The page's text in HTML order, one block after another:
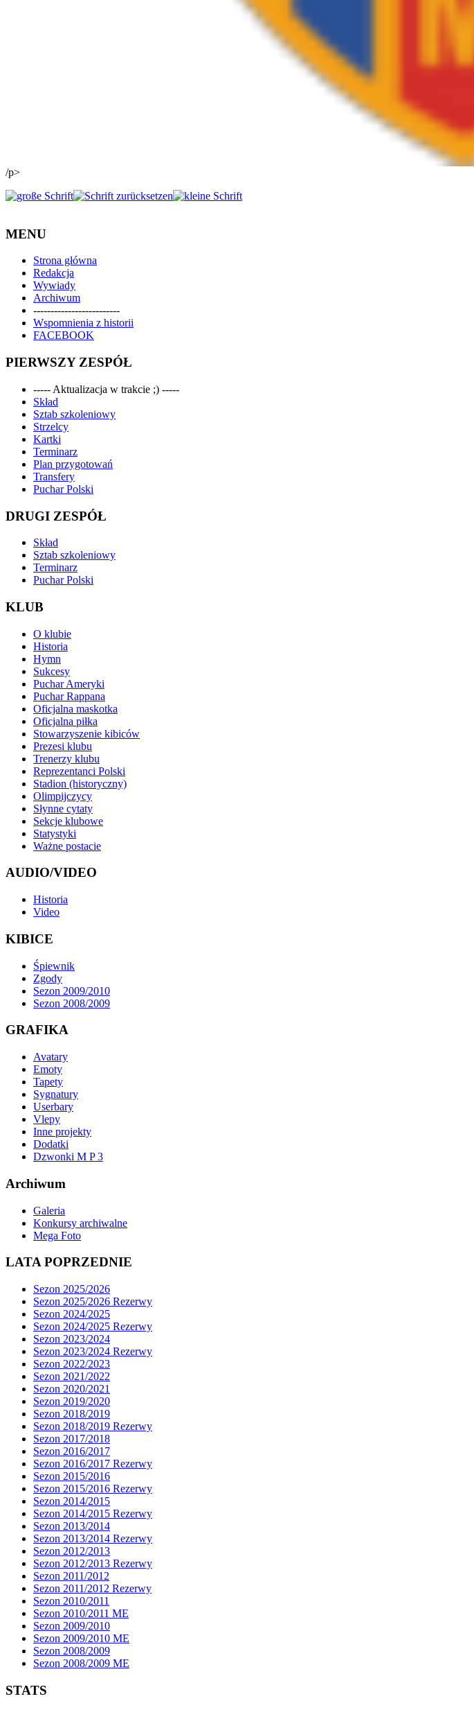
/p>
MENU
Strona główna
Redakcja
Wywiady
Archiwum
-------------------------
Wspomnienia z historii
FACEBOOK
PIERWSZY ZESPÓŁ
----- Aktualizacja w trakcie ;) -----
Skład
Sztab szkoleniowy
Strzelcy
Kartki
Terminarz
Plan przygotowań
Transfery
Puchar Polski
DRUGI ZESPÓŁ
Skład
Sztab szkoleniowy
Terminarz
Puchar Polski
KLUB
O klubie
Historia
Hymn
Sukcesy
Puchar Ameryki
Puchar Rappana
Oficjalna maskotka
Oficjalna piłka
Stowarzyszenie kibiców
Prezesi klubu
Trenerzy klubu
Reprezentanci Polski
Stadion (historyczny)
Olimpijczycy
Słynne cytaty
Sekcje klubowe
Statystyki
Ważne postacie
AUDIO/VIDEO
Historia
Video
KIBICE
Śpiewnik
Zgody
Sezon 2009/2010
Sezon 2008/2009
GRAFIKA
Avatary
Emoty
Tapety
Sygnatury
Userbary
Vlepy
Inne projekty
Dodatki
Dzwonki M P 3
Archiwum
Galeria
Konkursy archiwalne
Mega Foto
LATA POPRZEDNIE
Sezon 2025/2026
Sezon 2025/2026 Rezerwy
Sezon 2024/2025
Sezon 2024/2025 Rezerwy
Sezon 2023/2024
Sezon 2023/2024 Rezerwy
Sezon 2022/2023
Sezon 2021/2022
Sezon 2020/2021
Sezon 2019/2020
Sezon 2018/2019
Sezon 2018/2019 Rezerwy
Sezon 2017/2018
Sezon 2016/2017
Sezon 2016/2017 Rezerwy
Sezon 2015/2016
Sezon 2015/2016 Rezerwy
Sezon 2014/2015
Sezon 2014/2015 Rezerwy
Sezon 2013/2014
Sezon 2013/2014 Rezerwy
Sezon 2012/2013
Sezon 2012/2013 Rezerwy
Sezon 2011/2012
Sezon 2011/2012 Rezerwy
Sezon 2010/2011
Sezon 2010/2011 ME
Sezon 2009/2010
Sezon 2009/2010 ME
Sezon 2008/2009
Sezon 2008/2009 ME
STATS